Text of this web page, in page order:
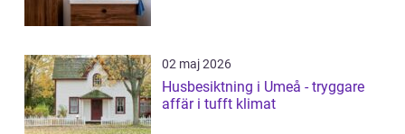
02 maj 2026
Husbesiktning i Umeå - tryggare
affär i tufft klimat